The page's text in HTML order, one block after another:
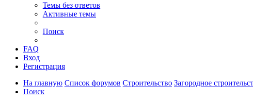
Темы без ответов
Активные темы
Поиск
FAQ
Вход
Регистрация
На главную Список форумов Строительство Загородное
Поиск